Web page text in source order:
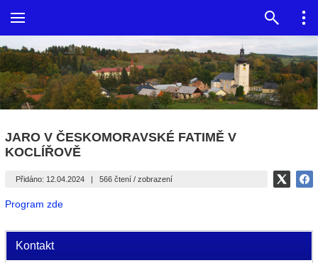
Kontakt
JARO V ČESKOMORAVSKÉ FATIMĚ V
KOCLÍŘOVĚ
Přidáno: 12.04.2024 | 566 čtení / zobrazení
Program zde